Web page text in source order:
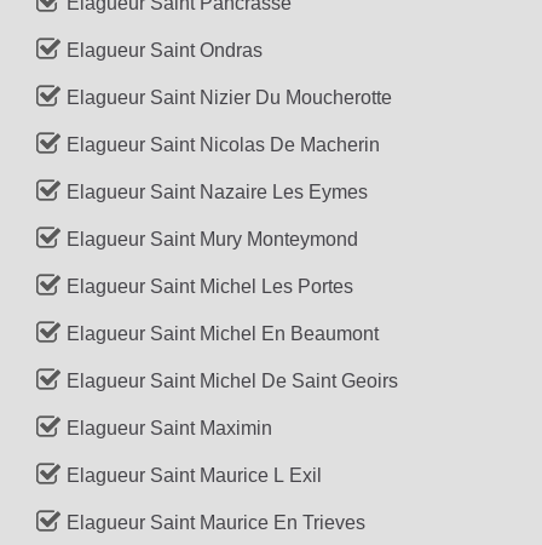
Elagueur Saint Ondras
Elagueur Saint Nizier Du Moucherotte
Elagueur Saint Nicolas De Macherin
Elagueur Saint Nazaire Les Eymes
Elagueur Saint Mury Monteymond
Elagueur Saint Michel Les Portes
Elagueur Saint Michel En Beaumont
Elagueur Saint Michel De Saint Geoirs
Elagueur Saint Maximin
Elagueur Saint Maurice L Exil
Elagueur Saint Maurice En Trieves